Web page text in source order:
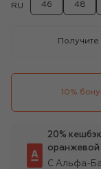
RU 46 48
Получите
10%
20%
оранжевой
С Альфа-